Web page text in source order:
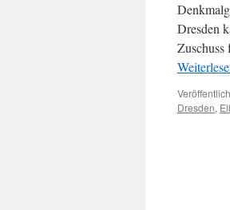
Dresden
Zuschuss
Dresden,